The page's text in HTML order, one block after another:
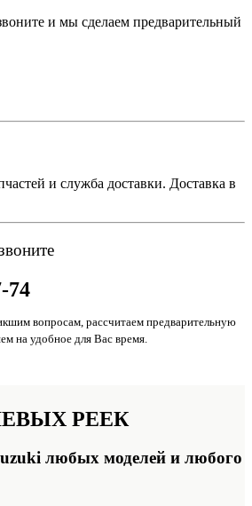
и мы сделаем предварительный
и служба доставки. Доставка в
74
вопросам, рассчитаем предварительную
на удобное для Вас время.
РЕЕК
любых моделей и любого